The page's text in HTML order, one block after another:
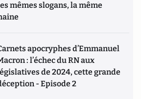
mêmes slogans, la même
apocryphes d’Emmanuel
: l’échec du RN aux
de 2024, cette grande
- Episode 2